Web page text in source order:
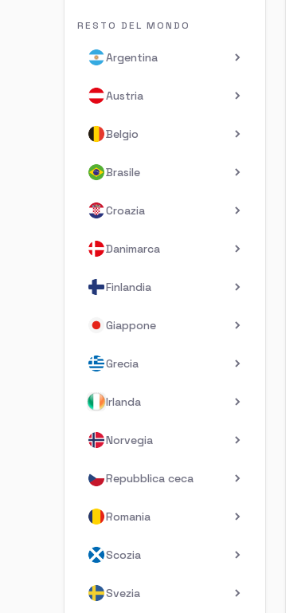
RESTO DEL MONDO
Argentina
Austria
Belgio
Brasile
Croazia
Danimarca
Finlandia
Giappone
Grecia
Irlanda
Norvegia
Repubblica ceca
Romania
Scozia
Svezia